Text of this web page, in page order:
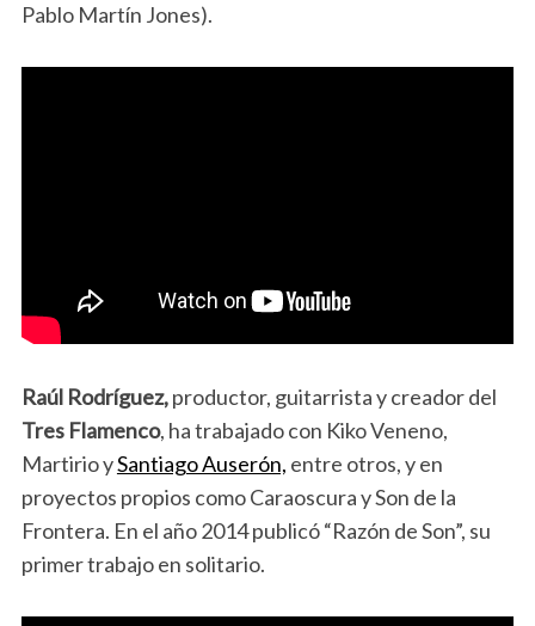
Pablo Martín Jones).
Raúl Rodríguez,productor, guitarrista y creador del
Tres Flamenco, ha trabajado con Kiko Veneno,
Martirio ySantiago Auserón, entre otros, y en
proyectos propios como Caraoscura y Son de la
Frontera. En el año 2014 publicó “Razón de Son”, su
primer trabajo en solitario.